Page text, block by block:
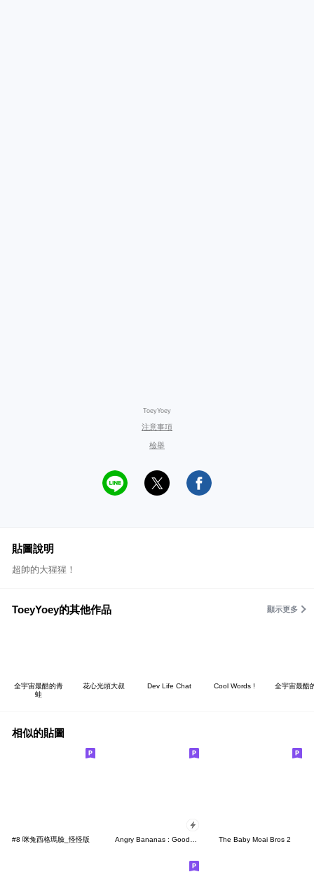
ToeyYoey
注意事項
檢舉
貼圖說明
超帥的大猩猩！
ToeyYoey的其他作品 顯示更多
全宇宙最酷的青
蛙
花心光頭大叔 Dev Life Chat Cool Words ! 全宇宙最酷
相似的貼圖
#8 咪兔西格瑪臉_怪怪版 Angry Bananas : Good smell Banana Pop-Up The Baby Moai Bros 2